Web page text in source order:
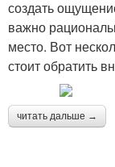
создать
важно
место. Вот
стоит обратить
читать дальше →